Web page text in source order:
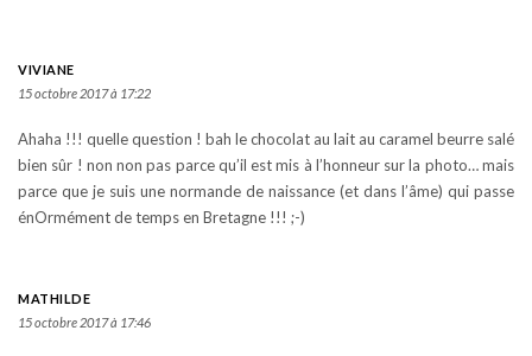
VIVIANE
15 octobre 2017 à 17:22
Ahaha !!! quelle question ! bah le chocolat au lait au caramel beurre salé
bien sûr ! non non pas parce qu’il est mis à l’honneur sur la photo… mais
parce que je suis une normande de naissance (et dans l’âme) qui passe
énOrmément de temps en Bretagne !!! ;-)
MATHILDE
15 octobre 2017 à 17:46